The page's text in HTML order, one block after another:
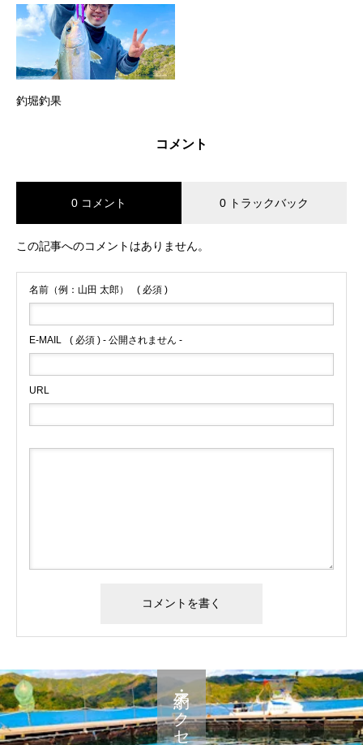
釣堀釣果
コメント
0 コメント 0 トラックバック
この記事へのコメントはありません。
名前（例：山田 太郎） ( 必須 )
E-MAIL ( 必須 ) - 公開されません -
URL
予約・アクセス・料金